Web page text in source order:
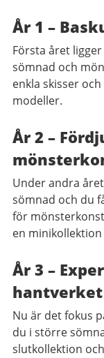
År 1 –
Första året
sömnad och
enkla skisser
modeller.
År 2 –
Under andra
sömnad och du
för
en
År 3 –
hantverket
Nu är det fokus
du i större
slutkollektion